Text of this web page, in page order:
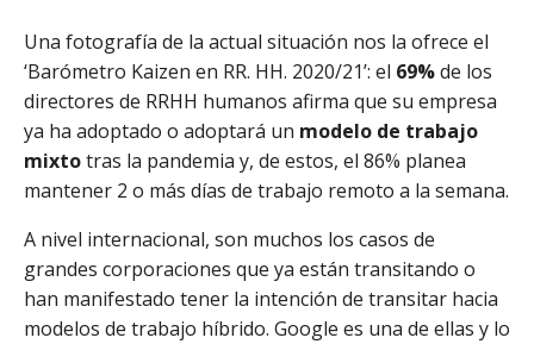
Una fotografía de la actual situación nos la ofrece el
‘Barómetro Kaizen en RR. HH. 2020/21’: el 69%de los
directores de RRHH humanos afirma que su empresa
ya ha adoptado o adoptará un modelo de trabajo
mixtotras la pandemia y, de estos, el 86% planea
mantener 2 o más días de trabajo remoto a la semana.
A nivel internacional, son muchos los casos de
grandes corporaciones que ya están transitando o
han manifestado tener la intención de transitar hacia
modelos de trabajo híbrido. Google es una de ellas y lo